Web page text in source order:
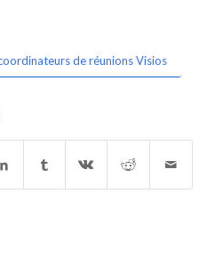
de réunions Visios